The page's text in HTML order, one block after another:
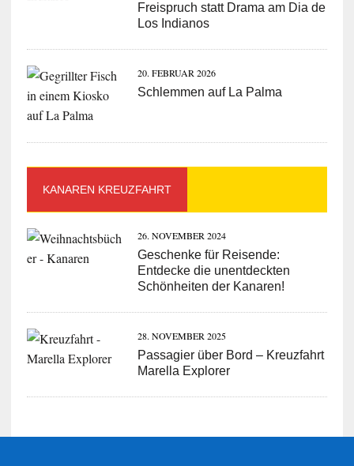
Freispruch statt Drama am Dia de
Los Indianos
20. FEBRUAR 2026
Schlemmen auf La Palma
KANAREN KREUZFAHRT
26. NOVEMBER 2024
Geschenke für Reisende:
Entdecke die unentdeckten
Schönheiten der Kanaren!
28. NOVEMBER 2025
Passagier über Bord – Kreuzfahrt
Marella Explorer